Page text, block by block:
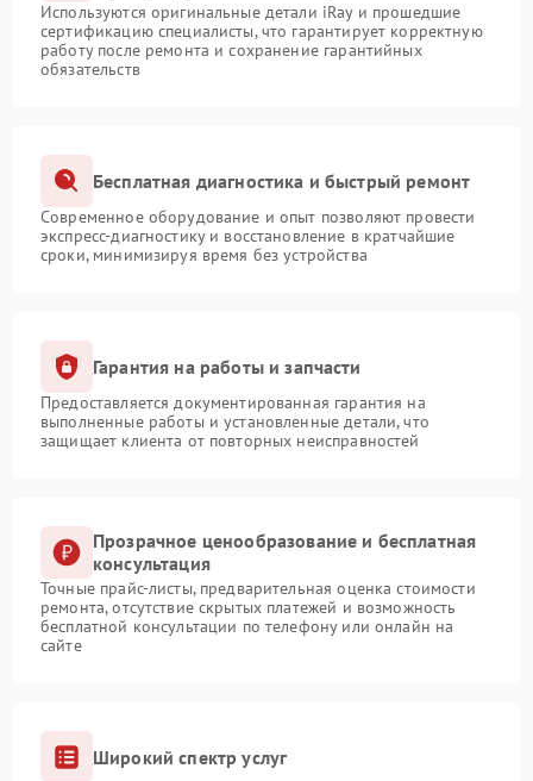
Используются оригинальные детали iRay и прошедшие
сертификацию специалисты, что гарантирует корректную
работу после ремонта и сохранение гарантийных
обязательств
Бесплатная диагностика и быстрый ремонт
Современное оборудование и опыт позволяют провести
экспресс-диагностику и восстановление в кратчайшие
сроки, минимизируя время без устройства
Гарантия на работы и запчасти
Предоставляется документированная гарантия на
выполненные работы и установленные детали, что
защищает клиента от повторных неисправностей
Прозрачное ценообразование и бесплатная
консультация
Точные прайс-листы, предварительная оценка стоимости
ремонта, отсутствие скрытых платежей и возможность
бесплатной консультации по телефону или онлайн на
сайте
Широкий спектр услуг